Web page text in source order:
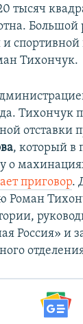
тысяч
Большой
и
Тихончук.
Тихончук
отставки
, который в
о
приговор.
Роман
Россия» и